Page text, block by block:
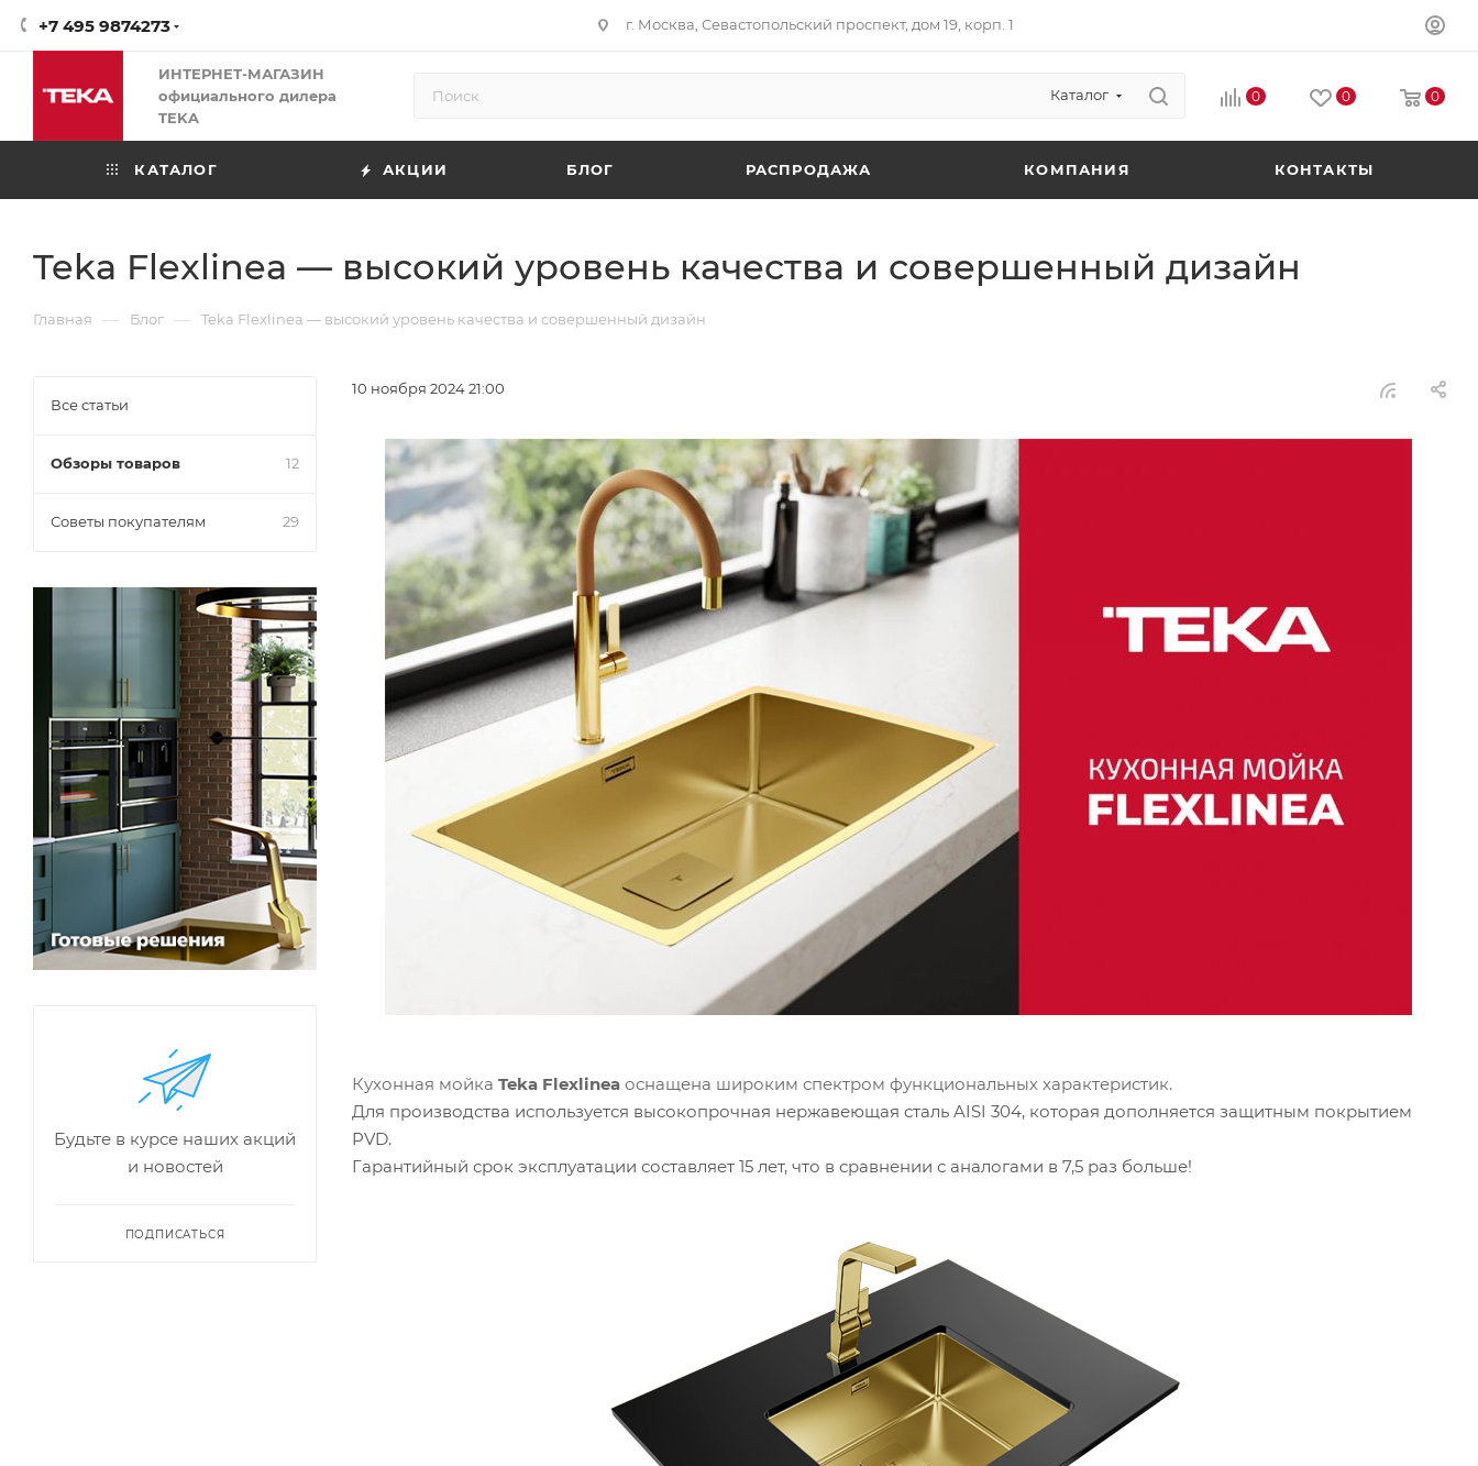
+7 495 9874273 г. Москва, Севастопольский проспект, дом 19, корп. 1
ИНТЕРНЕТ-МАГАЗИН
официального дилера
TEKA
Каталог 0 0 0
КАТАЛОГ АКЦИИ БЛОГ РАСПРОДАЖА КОМПАНИЯ КОНТАКТЫ
Teka Flexlinea — высокий уровень качества и совершенный дизайн
Главная — Блог — Teka Flexlinea — высокий уровень качества и совершенный дизайн
10 ноября 2024 21:00
Кухонная мойка Teka Flexlinea оснащена широким спектром функциональных характеристик.
Для производства используется высокопрочная нержавеющая сталь AISI 304, которая дополняется защитным покрытием
PVD.
Гарантийный срок эксплуатации составляет 15 лет, что в сравнении с аналогами в 7,5 раз больше!
Все статьи
Обзоры товаров 12
Советы покупателям 29
Будьте в курсе наших акций
и новостей
ПОДПИСАТЬСЯ